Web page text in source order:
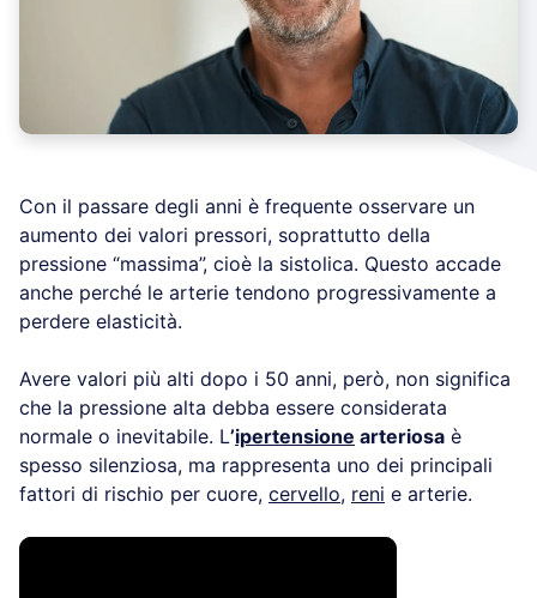
Con il passare degli anni è frequente osservare un
aumento dei valori pressori, soprattutto della
pressione “massima”, cioè la sistolica. Questo accade
anche perché le arterie tendono progressivamente a
perdere elasticità.
Avere valori più alti dopo i 50 anni, però, non significa
che la pressione alta debba essere considerata
normale o inevitabile. L’ipertensione arteriosa è
spesso silenziosa, ma rappresenta uno dei principali
fattori di rischio per cuore, cervello, reni e arterie.